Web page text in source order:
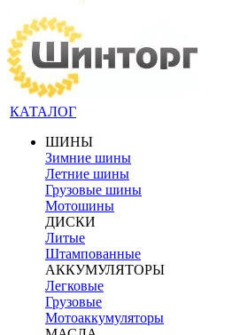
КАТАЛОГ
ШИНЫ
Зимние шины
Летние шины
Грузовые шины
Мотошины
ДИСКИ
Литые
Штампованные
АККУМУЛЯТОРЫ
Легковые
Грузовые
Мотоаккумуляторы